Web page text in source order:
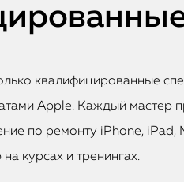
квалифицированные
Apple. Каждый мастер
по ремонту iPhone, iPad,
курсах и тренингах.